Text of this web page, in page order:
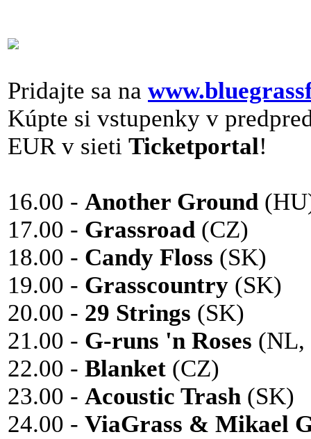
Pridajte sa na
Kúpte si vstupenky v
EUR v sieti Ticketportal!
16.00 - Another Ground
17.00 - Grassroad (CZ)
18.00 - Candy Floss (SK)
19.00 - Grasscountry (SK)
20.00 - 29 Strings (SK)
21.00 - G-runs 'n Roses (NL,
22.00 - Blanket (CZ)
23.00 - Acoustic Trash (SK)
24.00 - ViaGrass & Mikael